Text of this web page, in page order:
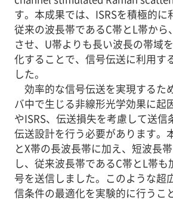
す。本成果では、ISRSを積極的に
従来の波長帯であるC帯とL帯から
させ、U帯よりも長い波長の帯域
化することで、信号伝送に利用す
した。
効率的な信号伝送を実現するた
バ中で生じる非線形光学効果に起
やISRS、伝送損失を考慮して送信
伝送設計を行う必要があります。
とX帯の長波長帯に加え、短波長
し、従来波長帯であるC帯とL帯も
号を送信しました。このような超
信条件の最適化を実験的に行うこ